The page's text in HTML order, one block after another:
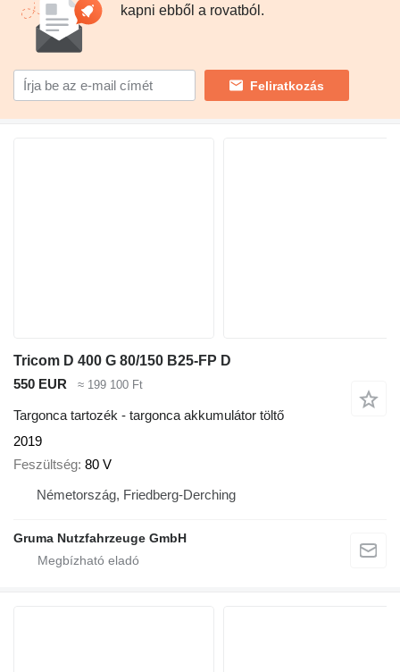
kapni ebből a rovatból.
Feliratkozás
Tricom D 400 G 80/150 B25-FP D
550 EUR
≈ 199 100 Ft
Targonca tartozék - targonca akkumulátor töltő
2019
Feszültség 80 V
Németország, Friedberg-Derching
Gruma Nutzfahrzeuge GmbH